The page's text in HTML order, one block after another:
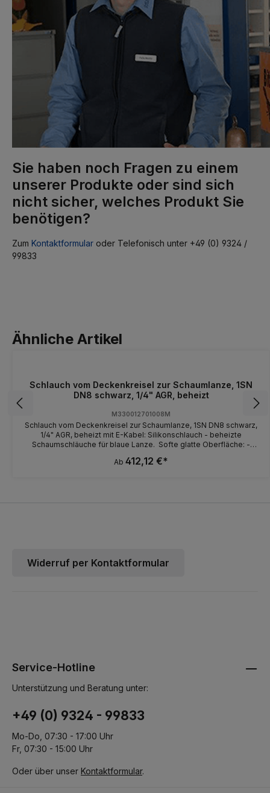
Sie haben noch Fragen zu einem
unserer Produkte oder sind sich
nicht sicher, welches Produkt Sie
benötigen?
Zum Kontaktformular oder Telefonisch unter +49 (0) 9324 /
99833
Ähnliche Artikel
Schlauch vom Deckenkreisel zur Schaumlanze, 1SN
DN8 schwarz, 1/4" AGR, beheizt
M330012701008M
Schlauch vom Deckenkreisel zur Schaumlanze, 1SN DN8 schwarz,
1/4" AGR, beheizt mit E-Kabel: Silikonschlauch - beheizte
Schaumschläuche für blaue Lanze. Softe glatte Oberfläche: -
Fahrzeugoberflächen - keine schwarzen Streifen auf dem
Ab 412,12 €*
Widerruf per Kontaktformular
Service-Hotline
Unterstützung und Beratung unter:
+49 (0) 9324 - 99833
Mo-Do, 07:30 - 17:00 Uhr
Fr, 07:30 - 15:00 Uhr
Oder über unser Kontaktformular.